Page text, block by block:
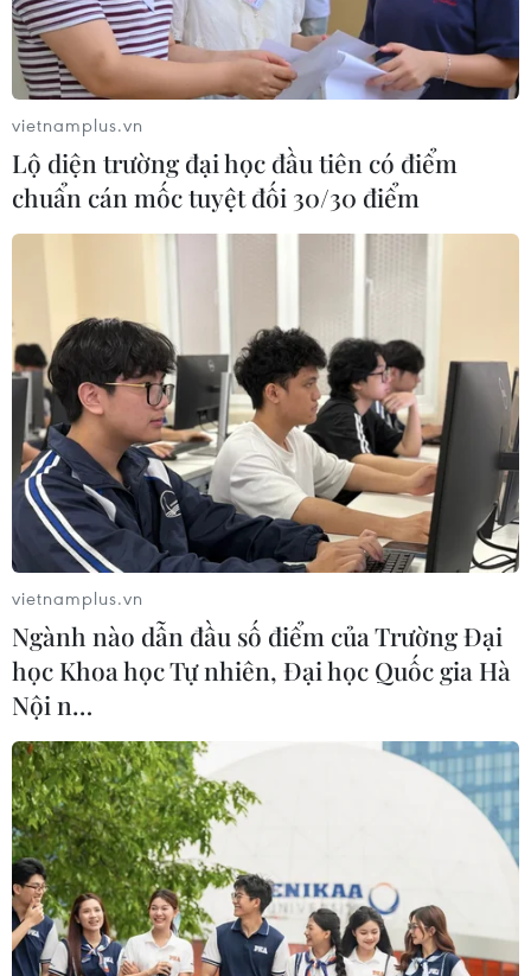
Thổ Nhĩ Kỳ bắt thêm 12 đối tượng liên
quan đến tổ chức IS
26/12/2017 12:55
Ngày 26/12, truyền thông địa phương đưa tin, trong một
chiến dịch chống khủng bố, nhà chức trách Thổ Nhĩ Kỳ
bắt giữ tổng cộng có 12 đối tượng tình nghi liên quan tới
IS tại tỉnh Adana.
vietnamplus.vn
Lộ diện trường đại học đầu tiên có điểm
chuẩn cán mốc tuyệt đối 30/30 điểm
vietnamplus.vn
Ngành nào dẫn đầu số điểm của Trường Đại
học Khoa học Tự nhiên, Đại học Quốc gia Hà
Nội n…